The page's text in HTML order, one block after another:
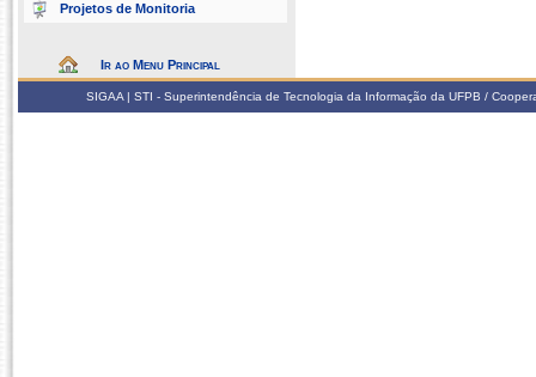
Projetos de Monitoria
Ir ao Menu Principal
SIGAA | STI - Superintendência de Tecnologia da Informação da UFPB /